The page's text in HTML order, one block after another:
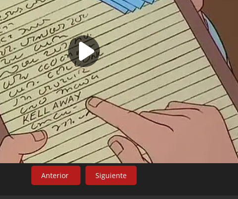
Anterior Siguiente